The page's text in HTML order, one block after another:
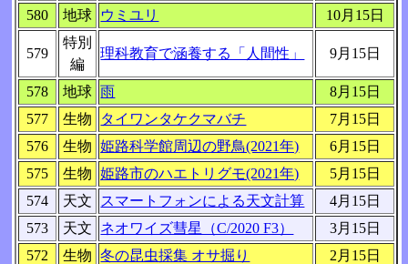
580
地球 ウミユリ 10月15日
579
特別
編
理科教育で涵養する「人間性」 9月15日
578 地球 雨
8月15日
577
生物 タイワンタケクマバチ
7月15日
576
生物 姫路科学館周辺の野鳥(2021年)
6月15日
575
生物 姫路市のハエトリグモ(2021年)
5月15日
574
天文 スマートフォンによる天文計算
4月15日
573
天文 ネオワイズ彗星（C/2020 F3）
3月15日
572
生物 冬の昆虫採集 オサ掘り 2月15日